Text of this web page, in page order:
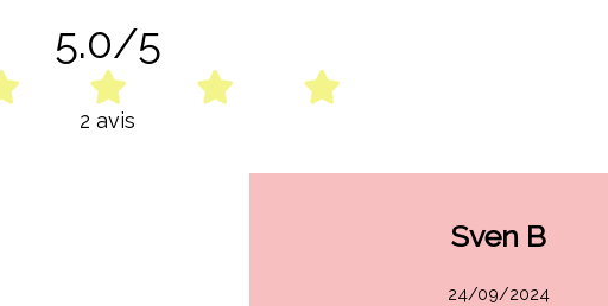
5.0/5
2 avis
Sven B
24/09/2024